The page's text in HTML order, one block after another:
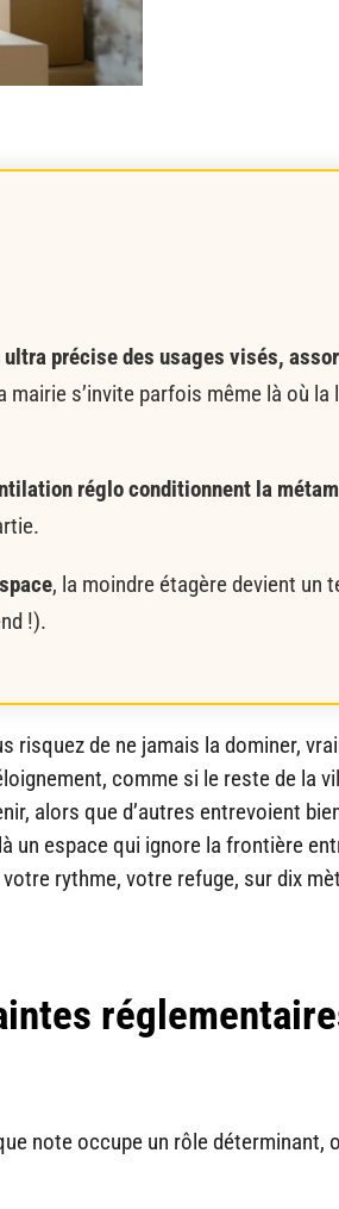
précise des usages visés,
mairie s’invite parfois même là où la
réglo conditionnent la
, la moindre étagère devient un
!).
risquez de ne jamais la dominer,
comme si le reste de la
alors que d’autres entrevoient
un espace qui ignore la frontière
rythme, votre refuge, sur dix
note occupe un rôle déterminant,